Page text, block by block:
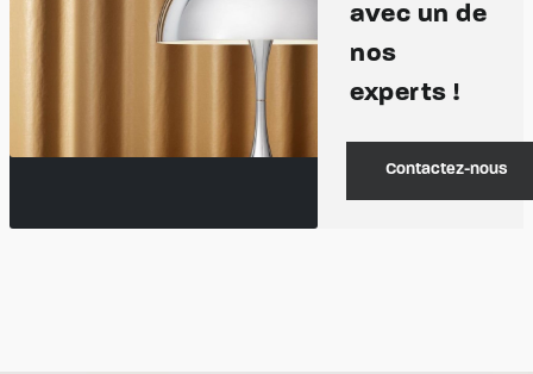
avec un de
nos
experts !
Contactez-nous